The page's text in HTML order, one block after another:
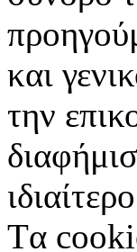
και
την
Tα